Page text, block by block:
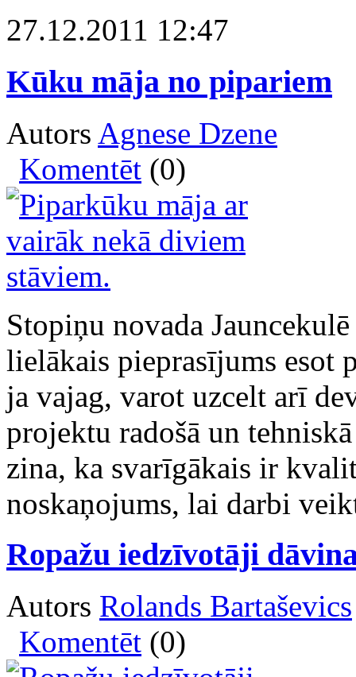
27.12.2011 12:47
Kūku māja no pipariem
Autors Agnese Dzene
Komentēt (0)
Stopiņu novada
lielākais pieprasījums esot
ja vajag, varot uzcelt arī
projektu radošā un
zina, ka svarīgākais ir
noskaņojums, lai darbi
Ropažu iedzīvotāji
Autors Rolands Bartaševics
Komentēt (0)